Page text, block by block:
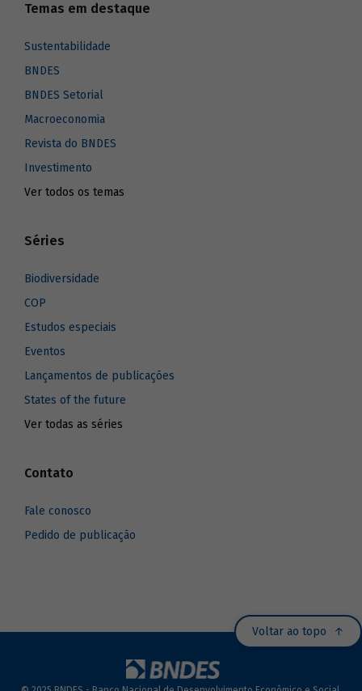
Temas em destaque
Sustentabilidade
BNDES
BNDES Setorial
Macroeconomia
Revista do BNDES
Investimento
Ver todos os temas
Séries
Biodiversidade
COP
Estudos especiais
Eventos
Lançamentos de publicações
States of the future
Ver todas as séries
Contato
Fale conosco
Pedido de publicação
Voltar ao topo